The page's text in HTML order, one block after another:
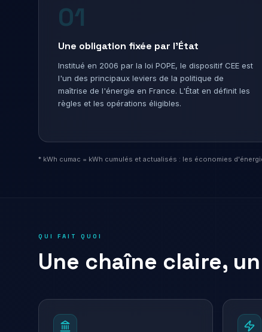
01
Une obligation fixée par l'État
Institué en 2006 par la loi POPE, le dispositif CEE est
l'un des principaux leviers de la politique de
maîtrise de l'énergie en France. L'État en définit les
règles et les opérations éligibles.
* kWh cumac = kWh cumulés et actualisés : les économies
QUI FAIT QUOI
Une chaîne claire,